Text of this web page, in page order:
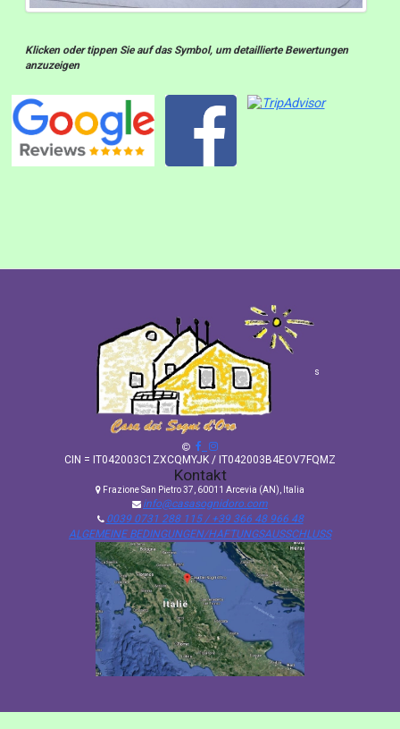
Klicken oder tippen Sie auf das Symbol, um detaillierte Bewertungen
anzuzeigen
s
CIN = IT042003C1ZXCQMYJK / IT042003B4EOV7FQMZ
Kontakt
Frazione San Pietro 37, 60011 Arcevia (AN), Italia
info@casasognidoro.com
0039 0731 288 115 / +39 366 48 966 48
ALGEMEINE BEDINGUNGEN/HAFTUNGSAUSSCHLUSS